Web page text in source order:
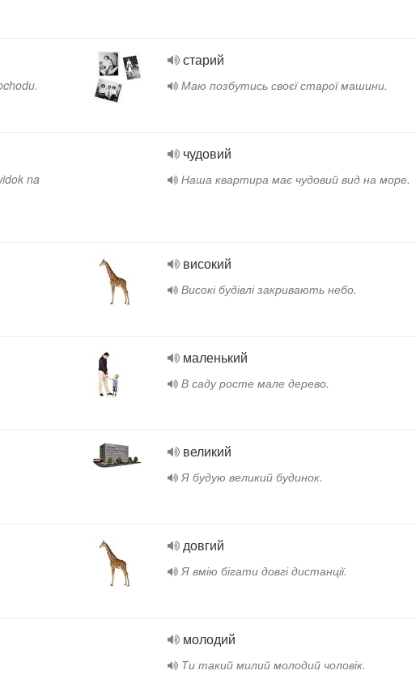
старий
Маю позбутись своєї старої машини.
na
чудовий
Наша квартира має чудовий вид на море.
високий
Високі будівлі закривають небо.
маленький
В саду росте мале дерево.
великий
Я будую великий будинок.
довгий
Я вмію бігати довгі дистанції.
молодий
Ти такий милий молодий чоловік.